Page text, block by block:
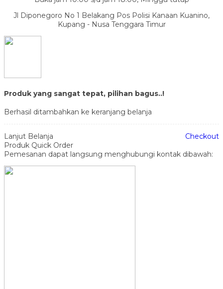
Jl Diponegoro No 1 Belakang Pos Polisi Kanaan Kuanino,
Kupang - Nusa Tenggara Timur
Produk yang sangat tepat, pilihan bagus..!
Berhasil ditambahkan ke keranjang belanja
Lanjut Belanja
Checkout
Produk Quick Order
Pemesanan dapat langsung menghubungi kontak dibawah: